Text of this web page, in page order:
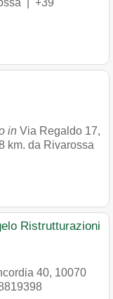
| +39
in Via Regaldo 17,
km. da Rivarossa
Ristrutturazioni
40, 10070